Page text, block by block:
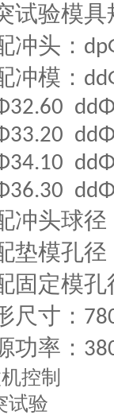
试验模具
冲头：
冲模：
冲头球径
垫模孔径
固定模孔
尺寸：
功率：